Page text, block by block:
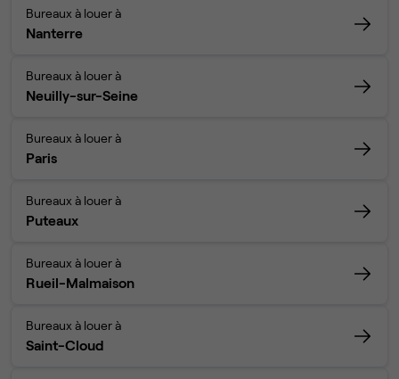
Bureaux à louer à
Nanterre
Bureaux à louer à
Neuilly-sur-Seine
Bureaux à louer à
Paris
Bureaux à louer à
Puteaux
Bureaux à louer à
Rueil-Malmaison
Bureaux à louer à
Saint-Cloud